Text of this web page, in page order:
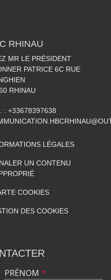
RHINAU
MR LE PRÉSIDENT
PATRICE 6C RUE
RHINAU
: +33678397638
LÉGALES
UN CONTENU
COOKIES
DES COOKIES
PRÉNOM *